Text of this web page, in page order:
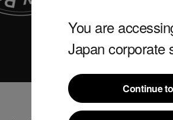
You are
Japan corporate
Continue
Continue